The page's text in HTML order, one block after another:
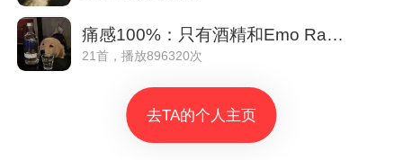
痛感100%：只有酒精和Emo Rap懂你
21首，播放896320次
去TA的个人主页